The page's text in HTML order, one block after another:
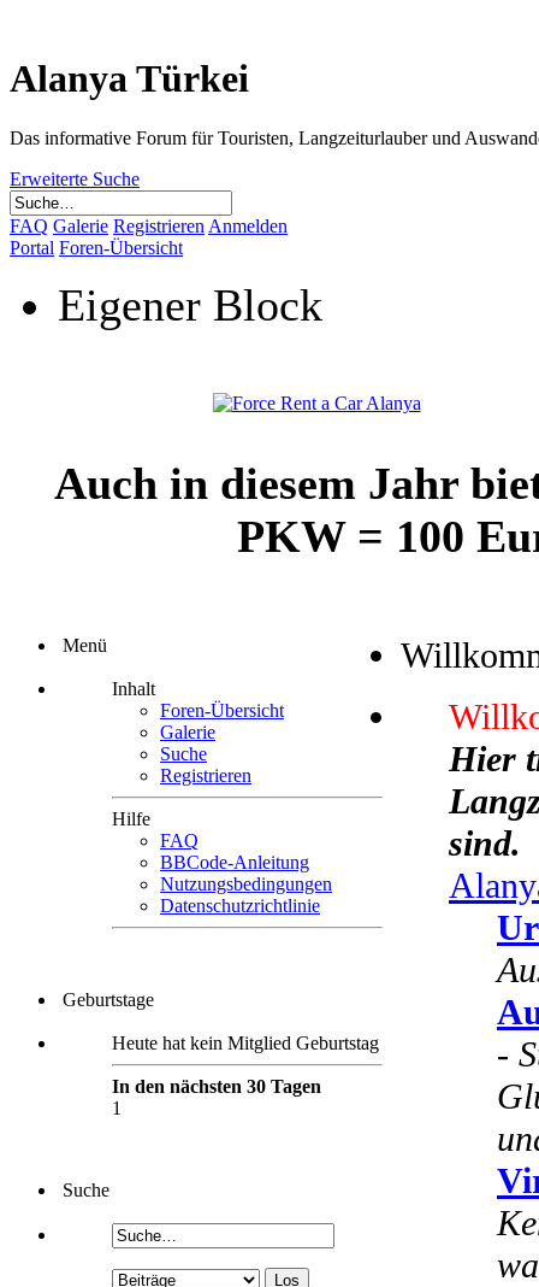
Alanya Türkei
Das informative Forum für Touristen, Langzeiturlauber und
Erweiterte Suche
FAQ Galerie Registrieren Anmelden
Portal Foren-Übersicht
Eigener Block
Auch in diesem Jahr
PKW = 100
Menü
Inhalt
Foren-Übersicht
Galerie
Suche
Registrieren
Hilfe
FAQ
BBCode-Anleitung
Nutzungsbedingungen
Datenschutzrichtlinie
Geburtstage
Heute hat kein Mitglied Geburtstag
In den nächsten 30 Tagen
1
Suche
Hier
sind.
-